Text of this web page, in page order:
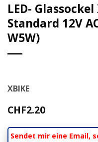
LED-
Standard 12V
W5W)
XBIKE
CHF2.20
Sendet mir eine Email,